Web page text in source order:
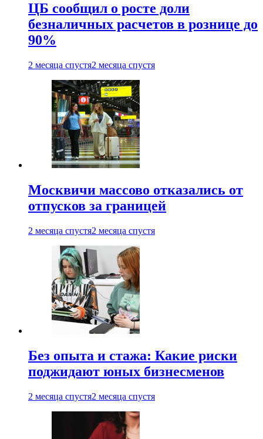
ЦБ сообщил о росте доли
безналичных расчетов в рознице до
90%
2 месяца спустя2 месяца спустя
Москвичи массово отказались от
отпусков за границей
2 месяца спустя2 месяца спустя
Без опыта и стажа: Какие риски
поджидают юных бизнесменов
2 месяца спустя2 месяца спустя